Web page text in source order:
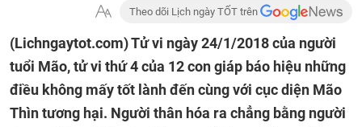
Theo dõi Lịch ngày TỐT trên
(Lichngaytot.com)Tử vi ngày 24/1/2018 của người
tuổi Mão, tử vi thứ 4 của 12 con giáp báo hiệu những
điều không mấy tốt lành đến cùng với cục diện Mão
Thìn tương hại. Người thân hóa ra chẳng bằng người